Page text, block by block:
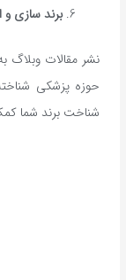
برند سازی
نشر مقالات وبلاگ
حوزه پزشکی
شناخت برند شما